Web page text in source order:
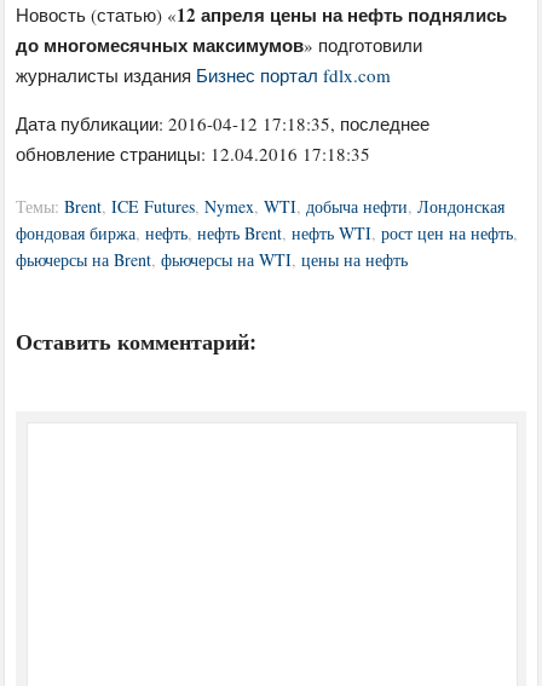
Новость (статью) «12 апреля цены на нефть поднялись
до многомесячных максимумов» подготовили
журналисты издания Бизнес портал fdlx.com
Дата публикации:2016-04-12 17:18:35, последнее
обновление страницы: 12.04.2016 17:18:35
Темы:Brent,ICE Futures,Nymex,WTI,добыча нефти,Лондонская
фондовая биржа,нефть,нефть Brent,нефть WTI,рост цен на нефть,
фьючерсы на Brent,фьючерсы на WTI,цены на нефть
Оставить комментарий: